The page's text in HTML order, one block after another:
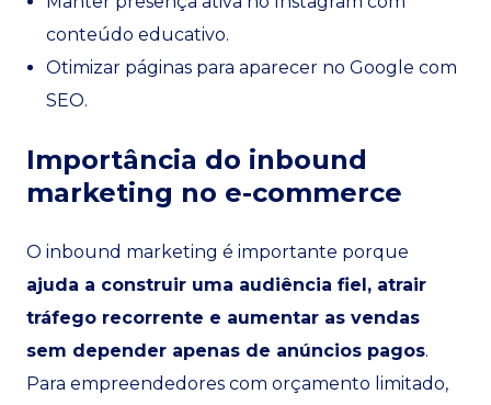
conteúdo educativo.
Otimizar páginas para aparecer no Google com
SEO.
Importância do inbound
marketing no e-commerce
O inbound marketing é importante porque
ajuda a construir uma audiência fiel, atrair
tráfego recorrente e aumentar as vendas
sem depender apenas de anúncios pagos.
Para empreendedores com orçamento limitado,